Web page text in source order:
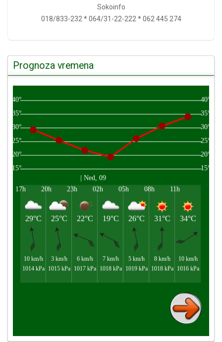
Sokoinfo
018/833-232 * 064/31-22-222 * 062 445 274
Prognoza vremena